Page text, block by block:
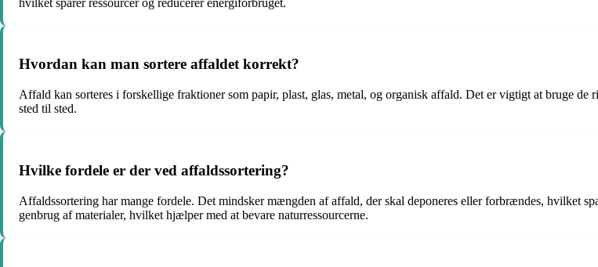
Hvordan kan man sortere affaldet korrekt?
Affald kan sorteres i forskellige fraktioner som papir, plast, glas, metal, og organisk affald. Det er vigtigt at bruge
sted til sted.
Hvilke fordele er der ved affaldssortering?
Affaldssortering har mange fordele. Det mindsker mængden af affald, der skal deponeres eller forbrændes, hvilket
genbrug af materialer, hvilket hjælper med at bevare naturressourcerne.